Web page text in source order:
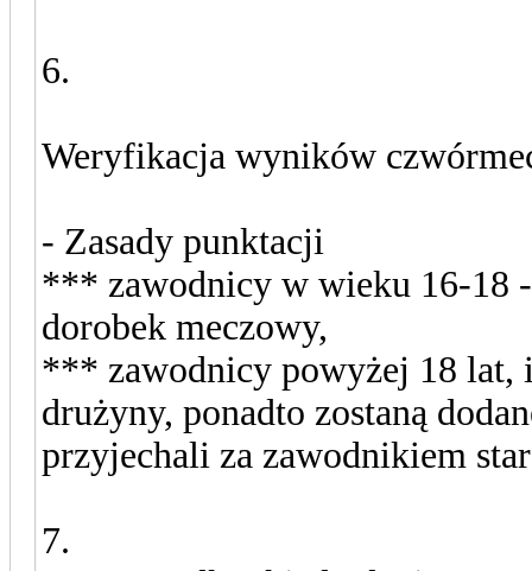
6.
Weryfikacja wyników
- Zasady punktacji
*** zawodnicy w wieku 16-18
dorobek meczowy,
*** zawodnicy powyżej 18 lat,
drużyny, ponadto zostaną
przyjechali za zawodnikiem
7.